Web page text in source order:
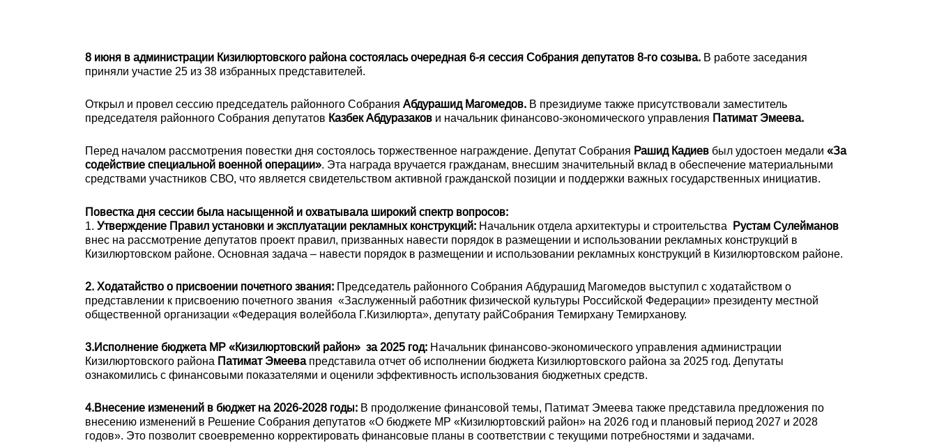
8 июня в администрации Кизилюртовского района состоялась очередная 6-я сессия Собрания депутатов 8-го созыва. В работе заседания
приняли участие 25 из 38 избранных представителей.
Открыл и провел сессию председатель районного Собрания Абдурашид Магомедов. В президиуме также присутствовали заместитель
председателя районного Собрания депутатов Казбек Абдуразаков и начальник финансово-экономического управления Патимат Эмеева.
Перед началом рассмотрения повестки дня состоялось торжественное награждение. Депутат Собрания Рашид Кадиев был удостоен медали «За
содействие специальной военной операции». Эта награда вручается гражданам, внесшим значительный вклад в обеспечение материальными
средствами участников СВО, что является свидетельством активной гражданской позиции и поддержки важных государственных инициатив.
Повестка дня сессии была насыщенной и охватывала широкий спектр вопросов:
1. Утверждение Правил установки и эксплуатации рекламных конструкций: Начальник отдела архитектуры и строительства Рустам Сулейманов
внес на рассмотрение депутатов проект правил, призванных навести порядок в размещении и использовании рекламных конструкций в
Кизилюртовском районе. Основная задача – навести порядок в размещении и использовании рекламных конструкций в Кизилюртовском районе.
2. Ходатайство о присвоении почетного звания: Председатель районного Собрания Абдурашид Магомедов выступил с ходатайством о
представлении к присвоению почетного звания «Заслуженный работник физической культуры Российской Федерации» президенту местной
общественной организации «Федерация волейбола Г.Кизилюрта», депутату райСобрания Темирхану Темирханову.
3.Исполнение бюджета МР «Кизилюртовский район» за 2025 год: Начальник финансово-экономического управления администрации
Кизилюртовского района Патимат Эмеевапредставила отчет об исполнении бюджета Кизилюртовского района за 2025 год. Депутаты
ознакомились с финансовыми показателями и оценили эффективность использования бюджетных средств.
4.Внесение изменений в бюджет на 2026-2028 годы: В продолжение финансовой темы, Патимат Эмеева также представила предложения по
внесению изменений в Решение Собрания депутатов «О бюджете МР «Кизилюртовский район» на 2026 год и плановый период 2027 и 2028
годов». Это позволит своевременно корректировать финансовые планы в соответствии с текущими потребностями и задачами.